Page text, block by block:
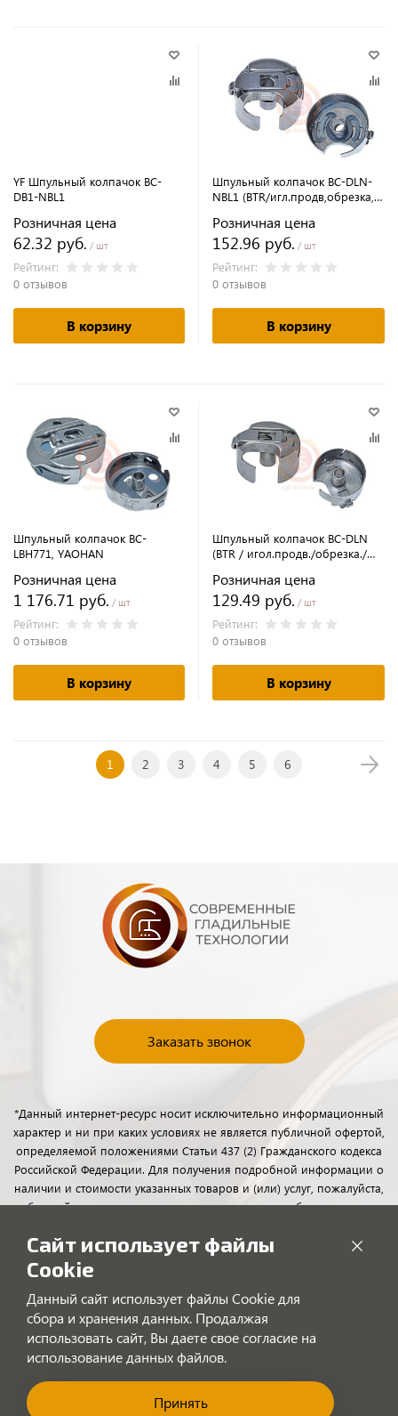
YF Шпульный колпачок BC-
DB1-NBL1
Розничная цена
62.32 руб. / шт
Рейтинг:
0 отзывов
В корзину
Шпульный колпачок BC-DLN-
NBL1 (BTR/игл.продв,обрезка,с
Розничная цена
152.96 руб. / шт
Рейтинг:
0 отзывов
В корзину
Шпульный колпачок BC-
LBH771, YAOHAN
Розничная цена
1 176.71 руб. / шт
Рейтинг:
0 отзывов
В корзину
Шпульный колпачок BC-DLN
(BTR / игол.продв./обрезка./
Розничная цена
129.49 руб. / шт
Рейтинг:
0 отзывов
В корзину
1 2 3 4 5 6
Заказать звонок
*Данный интернет-ресурс носит исключительно информационный
характер и ни при каких условиях не является публичной офертой,
определяемой положениями Статьи 437 (2) Гражданского кодекса
Российской Федерации. Для получения подробной информации о
наличии и стоимости указанных товаров и (или) услуг, пожалуйста,
обращайтесь к менеджерам отдела клиентского обслуживания с
"Позвоните нам!"
Сайт использует файлы
Cookie
Данный сайт использует файлы Cookie для
сбора и хранения данных. Продалжая
использовать сайт, Вы даете свое согласие на
использование данных файлов.
Принять